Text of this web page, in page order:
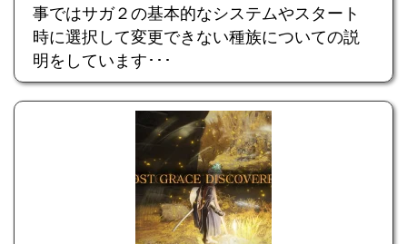
事ではサガ２の基本的なシステムやスタート
時に選択して変更できない種族についての説
明をしています･･･